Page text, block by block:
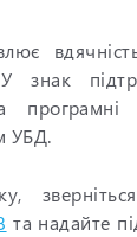
знак
програмні
УБД.
та надайте